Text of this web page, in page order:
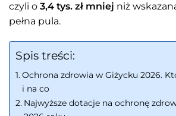
czyli o 3,4 tys. zł mniej niż
pełna pula.
Spis treści:
Ochrona zdrowia w Giżycku 2026.
i na co
Najwyższe dotacje na ochronę